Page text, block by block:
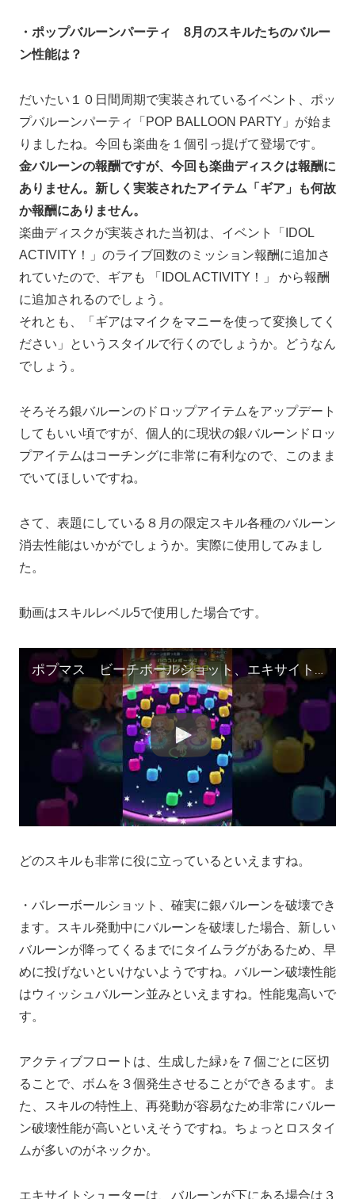
・ポップバルーンパーティ 8月のスキルたちのバルー
ン性能は？
だいたい１０日間周期で実装されているイベント、ポッ
プバルーンパーティ「POP BALLOON PARTY」が始ま
りましたね。今回も楽曲を１個引っ提げて登場です。
金バルーンの報酬ですが、今回も楽曲ディスクは報酬に
ありません。新しく実装されたアイテム「ギア」も何故
か報酬にありません。
楽曲ディスクが実装された当初は、イベント「IDOL
ACTIVITY！」のライブ回数のミッション報酬に追加さ
れていたので、ギアも 「IDOL ACTIVITY！」 から報酬
に追加されるのでしょう。
それとも、「ギアはマイクをマニーを使って変換してく
ださい」というスタイルで行くのでしょうか。どうなん
でしょう。
そろそろ銀バルーンのドロップアイテムをアップデート
してもいい頃ですが、個人的に現状の銀バルーンドロッ
プアイテムはコーチングに非常に有利なので、このまま
でいてほしいですね。
さて、表題にしている８月の限定スキル各種のバルーン
消去性能はいかがでしょうか。実際に使用してみまし
た。
動画はスキルレベル5で使用した場合です。
ポプマス ビーチボールショット、エキサイトシューターｍアクティブフロート バルーン性能確認
どのスキルも非常に役に立っているといえますね。
・バレーボールショット、確実に銀バルーンを破壊でき
ます。スキル発動中にバルーンを破壊した場合、新しい
バルーンが降ってくるまでにタイムラグがあるため、早
めに投げないといけないようですね。バルーン破壊性能
はウィッシュバルーン並みといえますね。性能鬼高いで
す。
アクティブフロートは、生成した緑♪を７個ごとに区切
ることで、ボムを３個発生させることができるます。ま
た、スキルの特性上、再発動が容易なため非常にバルー
ン破壊性能が高いといえそうですね。ちょっとロスタイ
ムが多いのがネックか。
エキサイトシューターは、バルーンが下にある場合は３